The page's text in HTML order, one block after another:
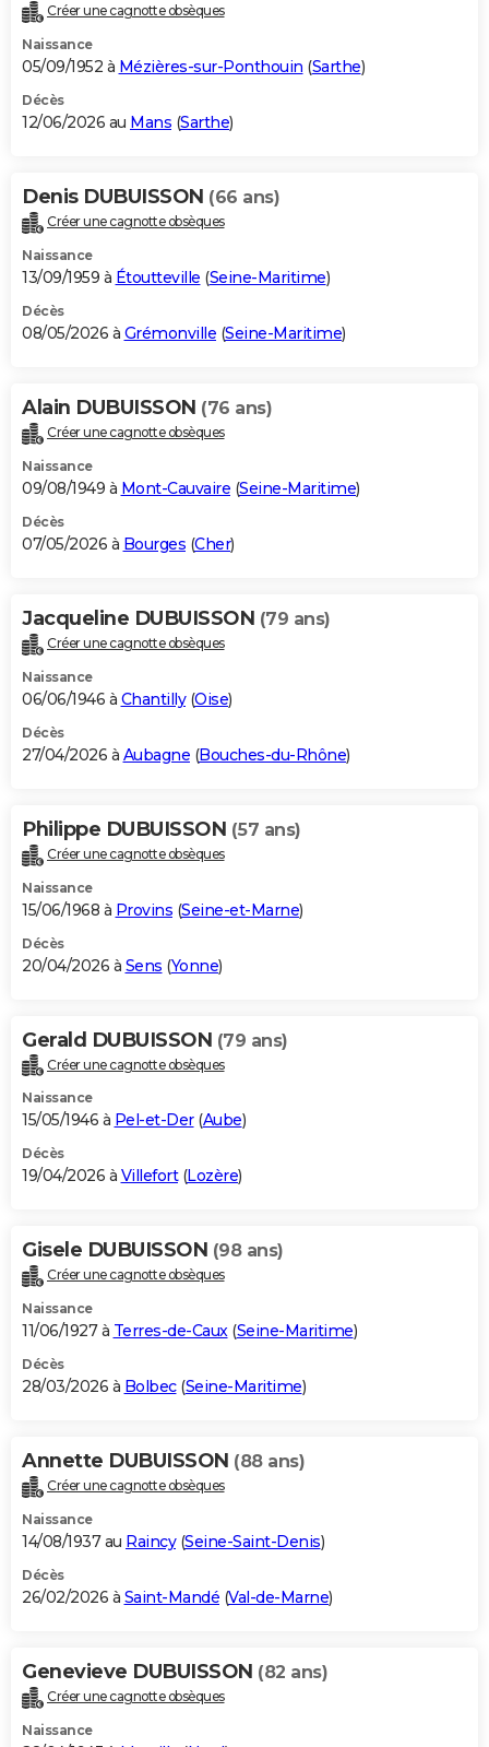
Créer une cagnotte obsèques
Naissance
05/09/1952 à Mézières-sur-Ponthouin (Sarthe)
Décès
12/06/2026 au Mans (Sarthe)
Denis DUBUISSON (66 ans)
Créer une cagnotte obsèques
Naissance
13/09/1959 à Étoutteville (Seine-Maritime)
Décès
08/05/2026 à Grémonville (Seine-Maritime)
Alain DUBUISSON (76 ans)
Créer une cagnotte obsèques
Naissance
09/08/1949 à Mont-Cauvaire (Seine-Maritime)
Décès
07/05/2026 à Bourges (Cher)
Jacqueline DUBUISSON (79 ans)
Créer une cagnotte obsèques
Naissance
06/06/1946 à Chantilly(Oise)
Décès
27/04/2026 à Aubagne (Bouches-du-Rhône)
Philippe DUBUISSON (57 ans)
Créer une cagnotte obsèques
Naissance
15/06/1968 à Provins (Seine-et-Marne)
Décès
20/04/2026 à Sens (Yonne)
Gerald DUBUISSON (79 ans)
Créer une cagnotte obsèques
Naissance
15/05/1946 à Pel-et-Der(Aube)
Décès
19/04/2026 à Villefort(Lozère)
Gisele DUBUISSON (98 ans)
Créer une cagnotte obsèques
Naissance
11/06/1927 à Terres-de-Caux(Seine-Maritime)
Décès
28/03/2026 à Bolbec(Seine-Maritime)
Annette DUBUISSON (88 ans)
Créer une cagnotte obsèques
Naissance
14/08/1937 au Raincy(Seine-Saint-Denis)
Décès
26/02/2026 à Saint-Mandé (Val-de-Marne)
Genevieve DUBUISSON (82 ans)
Créer une cagnotte obsèques
Naissance